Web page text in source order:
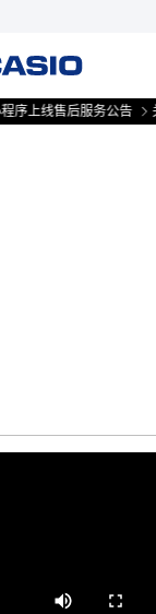
上线售后服务公告